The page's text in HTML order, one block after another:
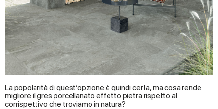
La popolarità di quest’opzione è quindi certa, ma cosa rende
migliore il gres porcellanato effetto pietra rispetto al
corrispettivo che troviamo in natura?